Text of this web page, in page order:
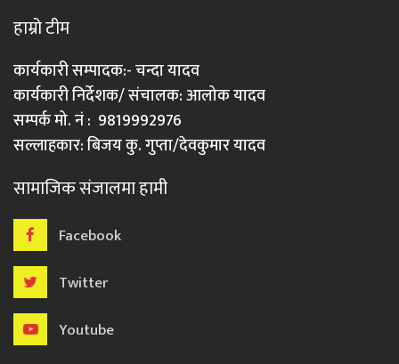
हाम्रो टीम
कार्यकारी सम्पादक:- चन्दा यादव
कार्यकारी निर्देशक/ संचालक: आलोक यादव
सम्पर्क मो. नं : 9819992976
सल्लाहकार: बिजय कु. गुप्ता/देवकुमार यादव
सामाजिक संजालमा हामी
Facebook
Twitter
Youtube